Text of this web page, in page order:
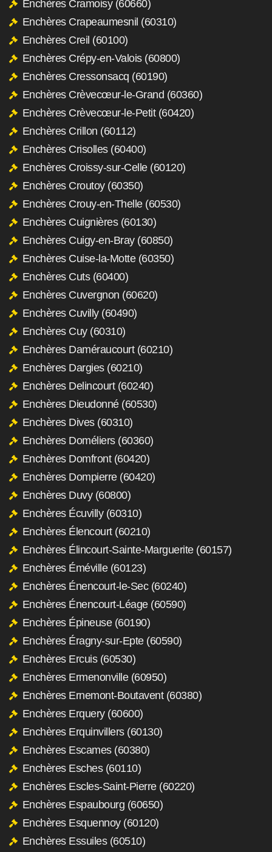
Enchères Cramoisy (60660)
Enchères Crapeaumesnil (60310)
Enchères Creil (60100)
Enchères Crépy-en-Valois (60800)
Enchères Cressonsacq (60190)
Enchères Crèvecœur-le-Grand (60360)
Enchères Crèvecœur-le-Petit (60420)
Enchères Crillon (60112)
Enchères Crisolles (60400)
Enchères Croissy-sur-Celle (60120)
Enchères Croutoy (60350)
Enchères Crouy-en-Thelle (60530)
Enchères Cuignières (60130)
Enchères Cuigy-en-Bray (60850)
Enchères Cuise-la-Motte (60350)
Enchères Cuts (60400)
Enchères Cuvergnon (60620)
Enchères Cuvilly (60490)
Enchères Cuy (60310)
Enchères Daméraucourt (60210)
Enchères Dargies (60210)
Enchères Delincourt (60240)
Enchères Dieudonné (60530)
Enchères Dives (60310)
Enchères Doméliers (60360)
Enchères Domfront (60420)
Enchères Dompierre (60420)
Enchères Duvy (60800)
Enchères Écuvilly (60310)
Enchères Élencourt (60210)
Enchères Élincourt-Sainte-Marguerite (60157)
Enchères Éméville (60123)
Enchères Énencourt-le-Sec (60240)
Enchères Énencourt-Léage (60590)
Enchères Épineuse (60190)
Enchères Éragny-sur-Epte (60590)
Enchères Ercuis (60530)
Enchères Ermenonville (60950)
Enchères Ernemont-Boutavent (60380)
Enchères Erquery (60600)
Enchères Erquinvillers (60130)
Enchères Escames (60380)
Enchères Esches (60110)
Enchères Escles-Saint-Pierre (60220)
Enchères Espaubourg (60650)
Enchères Esquennoy (60120)
Enchères Essuiles (60510)